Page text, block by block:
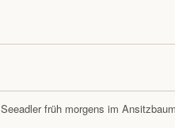
Seeadler früh morgens im Ansitzbaum